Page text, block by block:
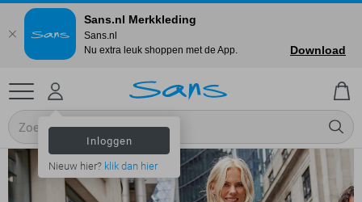
Inloggen
Nieuw hier? klik dan hier
Sans.nl Merkkleding
Sans.nl
Nu extra leuk shoppen met de App.
Download